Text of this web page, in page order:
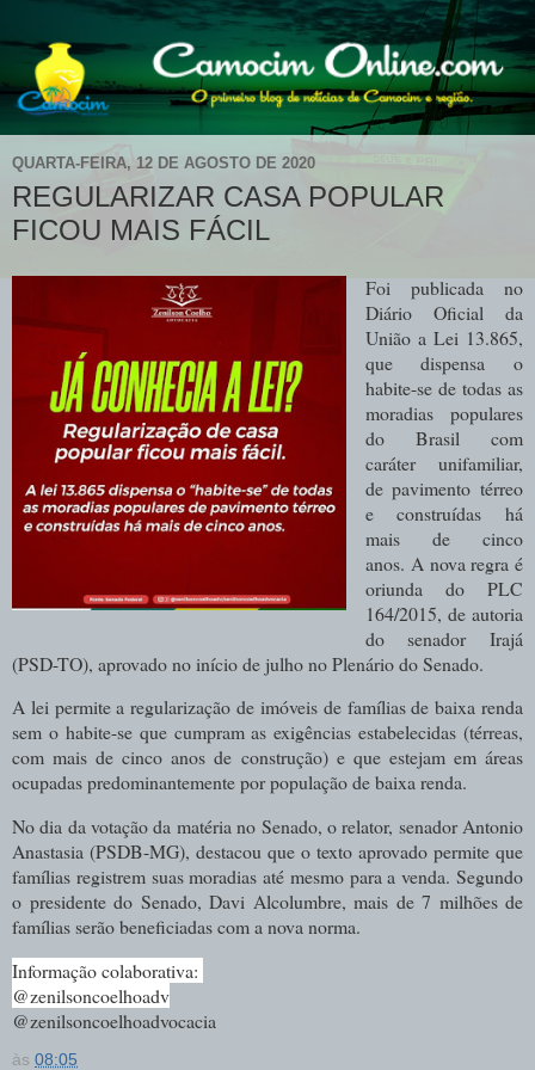
QUARTA-FEIRA, 12 DE AGOSTO DE 2020
REGULARIZAR CASA POPULAR
FICOU MAIS FÁCIL
Foi publicada no
Diário Oficial da
União a Lei 13.865,
que dispensa o
habite-se de todas as
moradias populares
do Brasil com
caráter unifamiliar,
de pavimento térreo
e construídas há
mais de cinco
anos. A nova regra é
oriunda do PLC
164/2015, de autoria
do senador Irajá
(PSD-TO), aprovado no início de julho no Plenário do Senado.
A lei permite a regularização de imóveis de famílias de baixa renda
sem o habite-se que cumpram as exigências estabelecidas (térreas,
com mais de cinco anos de construção) e que estejam em áreas
ocupadas predominantemente por população de baixa renda.
No dia da votação da matéria no Senado, o relator, senador Antonio
Anastasia (PSDB-MG), destacou que o texto aprovado permite que
famílias registrem suas moradias até mesmo para a venda. Segundo
o presidente do Senado, Davi Alcolumbre, mais de 7 milhões de
famílias serão beneficiadas com a nova norma.
Informação colaborativa:
@zenilsoncoelhoadv
@zenilsoncoelhoadvocacia
às 08:05